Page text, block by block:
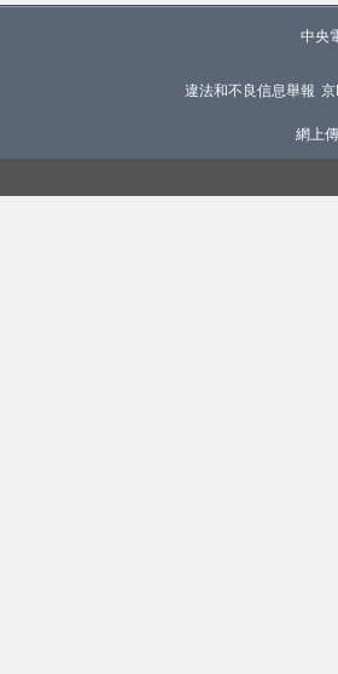
中央
違法和不良信息舉報
網上